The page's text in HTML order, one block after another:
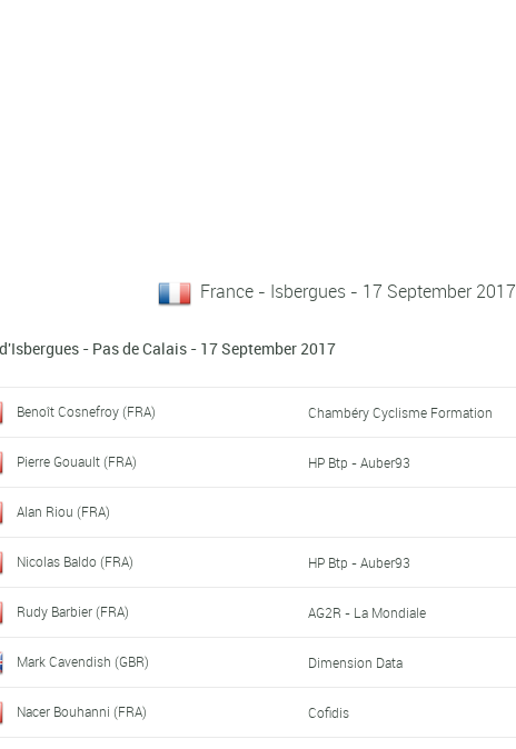
France - Isbergues - 17 September 2017
- Pas de Calais - 17 September 2017
Benoît Cosnefroy (FRA) Chambéry Cyclisme Formation
Pierre Gouault (FRA) HP Btp - Auber93
Alan Riou (FRA)
Nicolas Baldo (FRA) HP Btp - Auber93
Rudy Barbier (FRA) AG2R - La Mondiale
Mark Cavendish (GBR) Dimension Data
Nacer Bouhanni (FRA) Cofidis